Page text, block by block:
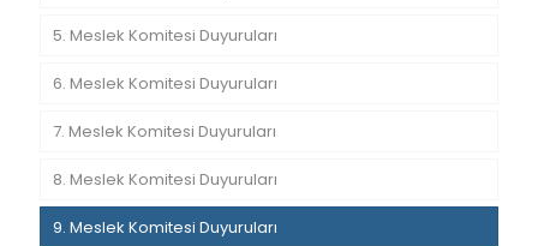
5. Meslek Komitesi Duyuruları
6. Meslek Komitesi Duyuruları
7. Meslek Komitesi Duyuruları
8. Meslek Komitesi Duyuruları
9. Meslek Komitesi Duyuruları